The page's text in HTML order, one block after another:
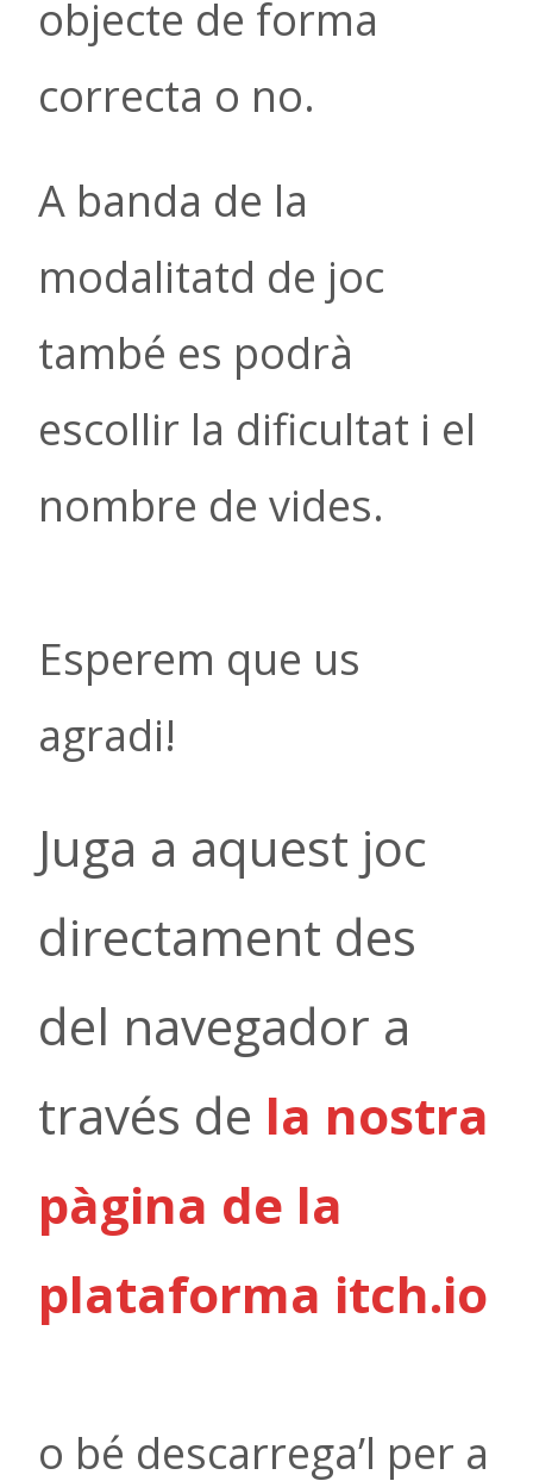
objecte de forma
correcta o no.
A banda de la
modalitatd de joc
també es podrà
escollir la dificultat i el
nombre de vides.
Esperem que us
agradi!
Juga a aquest joc
directament des
del navegador a
través de la nostra
pàgina de la
plataforma itch.io
o bé descarrega’l per a